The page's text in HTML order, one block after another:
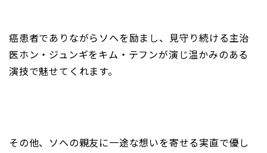
癌患者でありながらソヘを励まし、見守り続ける主治
医ホン・ジュンギをキム・テフンが演じ温かみのある
演技で魅せてくれます。
その他、ソヘの親友に一途な想いを寄せる実直で優し